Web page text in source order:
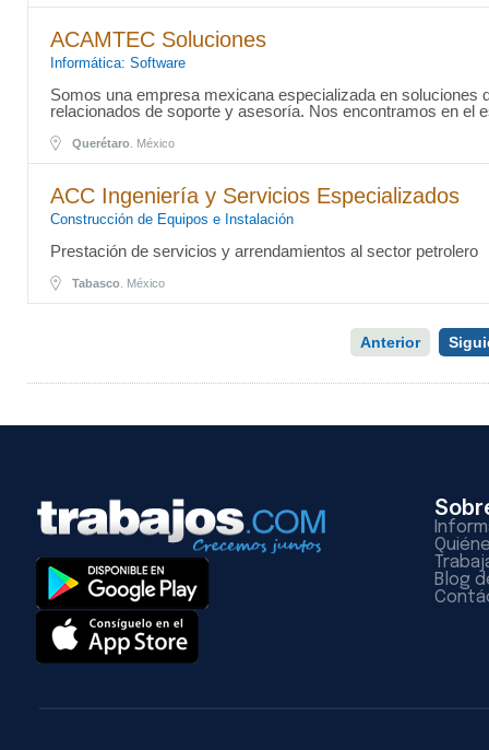
ACAMTEC Soluciones
Informática: Software
Somos una empresa mexicana especializada en
relacionados de soporte y asesoría. Nos encontramos en el
Querétaro . México
ACC Ingeniería y Servicios Especializados
Construcción de Equipos e Instalación
Prestación de servicios y arrendamientos al sector petrolero
Tabasco . México
Anterior
Blog